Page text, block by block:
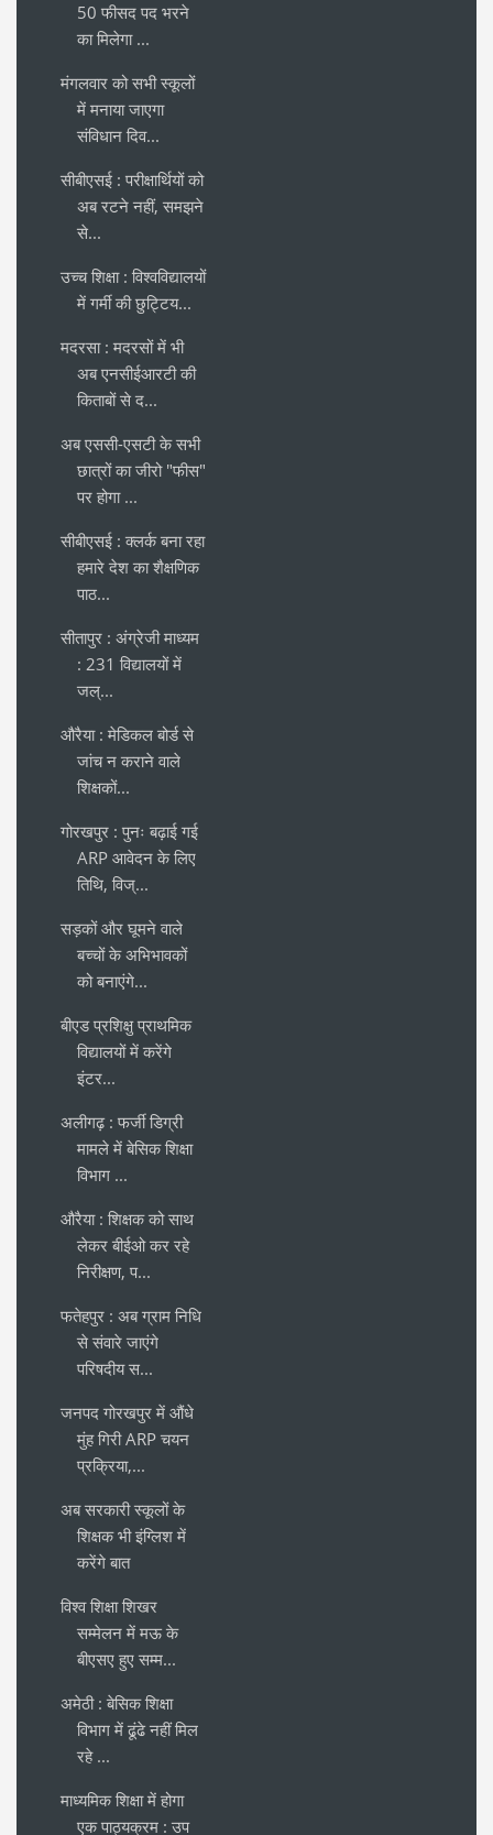
50 फीसद पद भरने
का मिलेगा ...
मंगलवार को सभी स्कूलों
में मनाया जाएगा
संविधान दिव...
सीबीएसई : परीक्षार्थियों को
अब रटने नहीं, समझने
से...
उच्च शिक्षा : विश्वविद्यालयों
में गर्मी की छुट्टिय...
मदरसा : मदरसों में भी
अब एनसीईआरटी की
किताबों से द...
अब एससी-एसटी के सभी
छात्रों का जीरो "फीस"
पर होगा ...
सीबीएसई : क्लर्क बना रहा
हमारे देश का शैक्षणिक
पाठ...
सीतापुर : अंग्रेजी माध्यम
: 231 विद्यालयों में
जल्...
औरैया : मेडिकल बोर्ड से
जांच न कराने वाले
शिक्षकों...
गोरखपुर : पुनः बढ़ाई गई
ARP आवेदन के लिए
तिथि, विज्...
सड़कों और घूमने वाले
बच्चों के अभिभावकों
को बनाएंगे...
बीएड प्रशिक्षु प्राथमिक
विद्यालयों में करेंगे
इंटर...
अलीगढ़ : फर्जी डिग्री
मामले में बेसिक शिक्षा
विभाग ...
औरैया : शिक्षक को साथ
लेकर बीईओ कर रहे
निरीक्षण, प...
फतेहपुर : अब ग्राम निधि
से संवारे जाएंगे
परिषदीय स...
जनपद गोरखपुर में औंधे
मुंह गिरी ARP चयन
प्रक्रिया,...
अब सरकारी स्कूलों के
शिक्षक भी इंग्लिश में
करेंगे बात
विश्व शिक्षा शिखर
सम्मेलन में मऊ के
बीएसए हुए सम्म...
अमेठी : बेसिक शिक्षा
विभाग में ढूंढे नहीं मिल
रहे ...
माध्यमिक शिक्षा में होगा
एक पाठ्यक्रम : उप